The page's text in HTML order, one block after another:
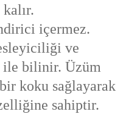
kalır.
içermez.
ve
ile bilinir. Üzüm
koku sağlayarak
sahiptir.